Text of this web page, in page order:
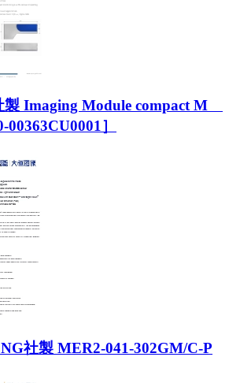
製 Imaging Module compact M
00363CU0001］
社製 MER2-041-302GM/C-P